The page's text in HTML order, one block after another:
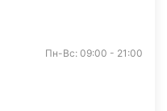
Пн-Вс: 09:00 - 21:00